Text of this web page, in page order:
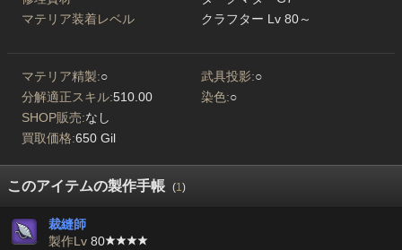
マテリア装着レベル
クラフター Lv 80～
マテリア精製:○ 武具投影:○
分解適正スキル:510.00 染色:○
SHOP販売:なし
買取価格:650 Gil
このアイテムの製作手帳 (1)
裁縫師
製作Lv 80